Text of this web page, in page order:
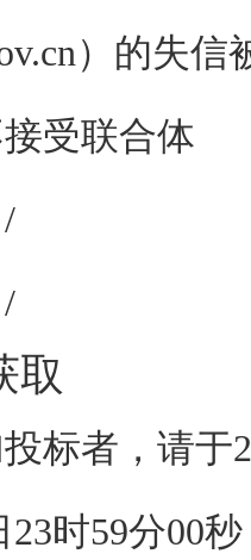
）的失
受联合体
/
/
取
标者，请于
23时59分00秒